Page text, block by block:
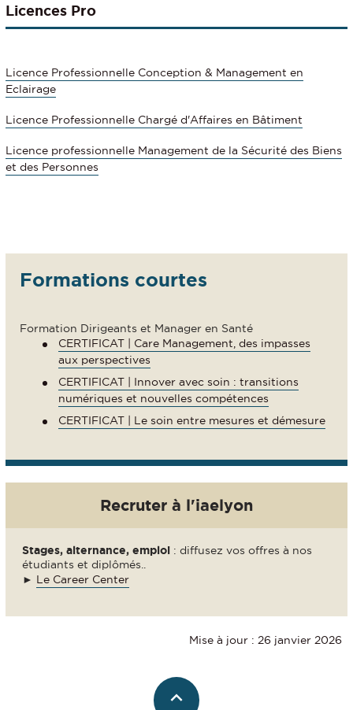
Licences Pro
Licence Professionnelle Conception & Management en
Eclairage
Licence Professionnelle Chargé d'Affaires en Bâtiment
Licence professionnelle Management de la Sécurité des Biens
et des Personnes
Formations courtes
Formation Dirigeants et Manager en Santé
CERTIFICAT | Care Management, des impasses
aux perspectives
CERTIFICAT | Innover avec soin : transitions
numériques et nouvelles compétences
CERTIFICAT | Le soin entre mesures et démesure
Recruter à l'iaelyon
Stages, alternance, emploi : diffusez vos offres à nos
étudiants et diplômés..
► Le Career Center
Mise à jour : 26 janvier 2026